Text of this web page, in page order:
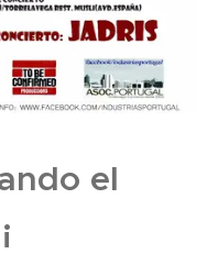
el